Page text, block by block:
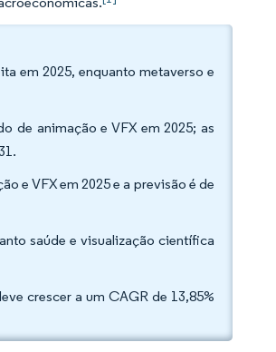
em 2025, enquanto metaverso e
de animação e VFX em 2025; as
e VFX em 2025 e a previsão é de
saúde e visualização científica
crescer a um CAGR de 13,85%